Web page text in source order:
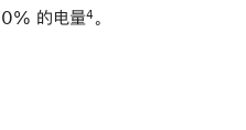
的电量4 。